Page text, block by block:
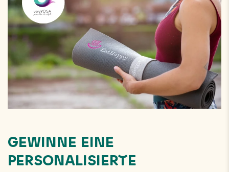
GEWINNE EINE
PERSONALISIERTE